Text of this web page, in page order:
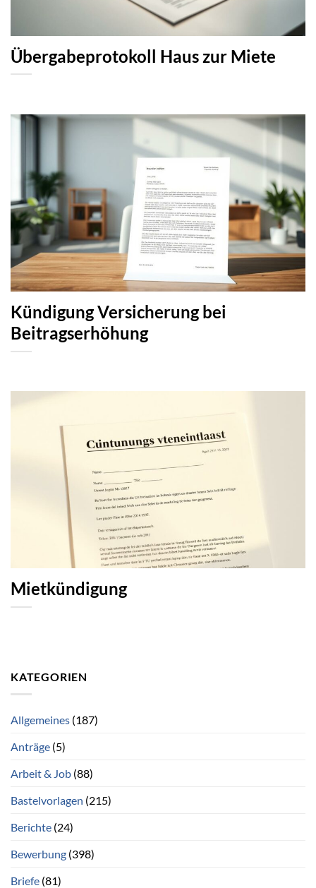
Übergabeprotokoll Haus zur Miete
Kündigung Versicherung bei
Beitragserhöhung
Mietkündigung
KATEGORIEN
Allgemeines (187)
Anträge (5)
Arbeit & Job (88)
Bastelvorlagen (215)
Berichte (24)
Bewerbung (398)
Briefe (81)